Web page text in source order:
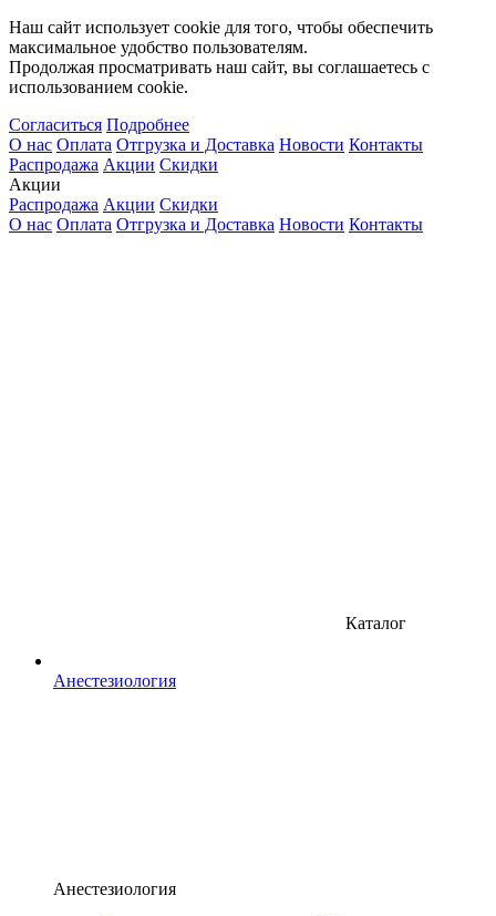
Наш сайт использует cookie для того, чтобы обеспечить
максимальное удобство пользователям.
Продолжая просматривать наш сайт, вы соглашаетесь с
использованием cookie.
Согласиться Подробнее
О нас Оплата Отгрузка и Доставка Новости Контакты
Распродажа Акции Скидки
Акции
Распродажа Акции Скидки
О нас Оплата Отгрузка и Доставка Новости Контакты
Каталог
Анестезиология
Анестезиология